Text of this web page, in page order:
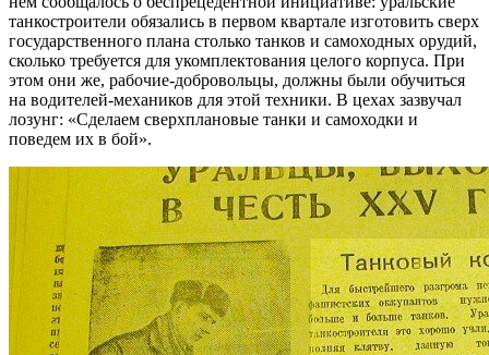
танкостроители обязались в первом квартале изготовить сверх
государственного плана столько танков и самоходных орудий,
сколько требуется для укомплектования целого корпуса. При
этом они же, рабочие-добровольцы, должны были обучиться
на водителей-механиков для этой техники. В цехах зазвучал
лозунг: «Сделаем сверхплановые танки и самоходки и
поведем их в бой».